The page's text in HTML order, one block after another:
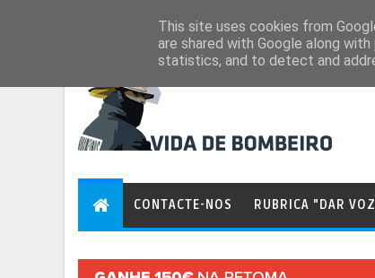
CONTACTE-NOS RUBRICA "DAR
This site uses cookies from
are shared with Google along
statistics, and to detect and